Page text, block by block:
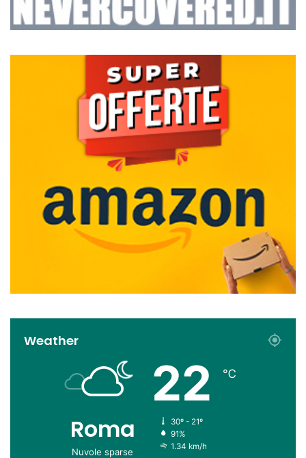
Weather
Roma
Nuvole sparse
22 ℃
30º - 21º
91%
1.34 km/h